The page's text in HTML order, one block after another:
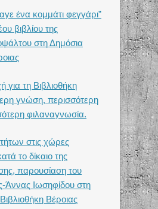
ένα κομμάτι φεγγάρι”
βιβλίου της
στη Δημόσια
τη Βιβλιοθήκη
γνώση, περισσότερη
φιλαναγνωσία.
στις χώρες
το δίκαιο της
παρουσίαση του
Άννας Ιωσηφίδου στη
Βέροιας